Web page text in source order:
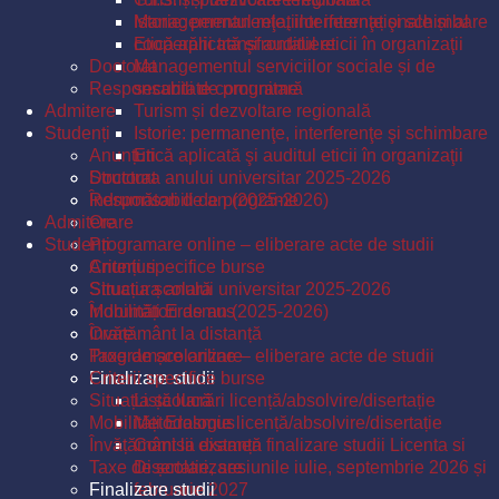
Istorie: permanenţe, interferenţe şi schimbare
Etică aplicată şi auditul eticii în organizaţii
Doctorat
Responsabili de programe
Admitere
Studenți
Anunțuri
Structura anului universitar 2025-2026
Îndrumători de an (2025-2026)
Orare
Programare online – eliberare acte de studii
Criterii specifice burse
Situația școlară
Mobilități Erasmus
Învățământ la distanță
Taxe de școlarizare
Finalizare studii
Listă lucrări licență/absolvire/disertație
Metodologie licență/absolvire/disertație
Comisii examen finalizare studii Licenta si
Disertatie, sesiunile iulie, septembrie 2026 și
februarie 2027
Managementul relațiilor internaționale și al
cooperării transfrontaliere
Managementul serviciilor sociale și de
securitate comunitară
Turism și dezvoltare regională
Istorie: permanenţe, interferenţe şi schimbare
Etică aplicată şi auditul eticii în organizaţii
Doctorat
Responsabili de programe
Admitere
Studenți
Anunțuri
Structura anului universitar 2025-2026
Îndrumători de an (2025-2026)
Orare
Programare online – eliberare acte de studii
Criterii specifice burse
Situația școlară
Mobilități Erasmus
Învățământ la distanță
Taxe de școlarizare
Finalizare studii